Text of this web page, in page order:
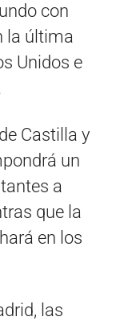
con
la última
Unidos e
Castilla y
un
a
que la
en los
las